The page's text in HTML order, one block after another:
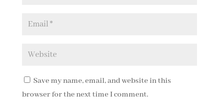
Save my name, email, and website in this
browser for the next time I comment.